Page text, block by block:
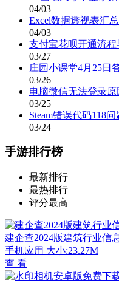
04/03
Excel数据透视表汇
04/03
支付宝花呗开通流
03/27
庄园小课堂4月25日
03/26
电脑微信无法登录
03/25
Steam错误代码118
03/24
手游排行榜
最新排行
最热排行
评分最高
建企查2024版建筑行业信
手机应用 大小:23.27M
查 看